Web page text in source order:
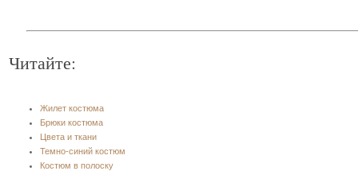
Читайте:
Жилет костюма
Брюки костюма
Цвета и ткани
Темно-синий костюм
Костюм в полоску